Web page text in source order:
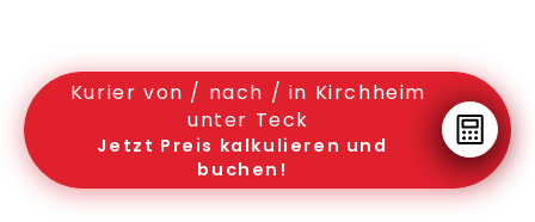
Kurier von / nach / in Kirchheim
unter Teck
Jetzt Preis kalkulieren und
buchen!